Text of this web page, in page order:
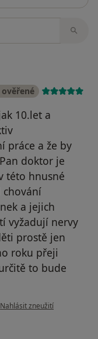
ověřené
10.let a
práce a že by
doktor je
této hnusné
chování
a jejich
vyžadují nervy
prostě jen
roku přeji
to bude
podle názoru uživatele Váš
Nahlásit zneužití